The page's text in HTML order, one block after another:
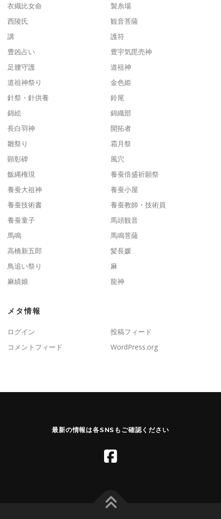
衣織比女命
製糸場
西陵氏
観音菩薩
講
護符
豊凶占い
豊宇気毘売神
足腰守護
道祖神
道祖神祭り
金色姫
針祭・針供養
鈴尾
錦絵
錦織部
長白羽神
開拓者
雛祭り
霜月祭
顕彰碑
風穴
飯縄権現
養蚕倍盛祈願祭
養蚕大祖神
養蚕小屋
養蚕技術書
養蚕教師・技術員
養蚕童子
馬頭観音
馬鳴
馬鳴菩薩
高橋新五郎
髪長媛
鳥追い祭り
麻
麻績娘
龍神
メタ情報
ログイン
投稿フィード
コメントフィード
WordPress.org
最新の情報は各SNSもご確認ください